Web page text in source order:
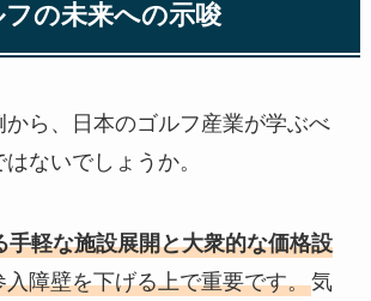
フの未来への示唆
ら、日本のゴルフ産業が学ぶべ
ないでしょうか。
手軽な施設展開と大衆的な価格設
入障壁を下げる上で重要です。気